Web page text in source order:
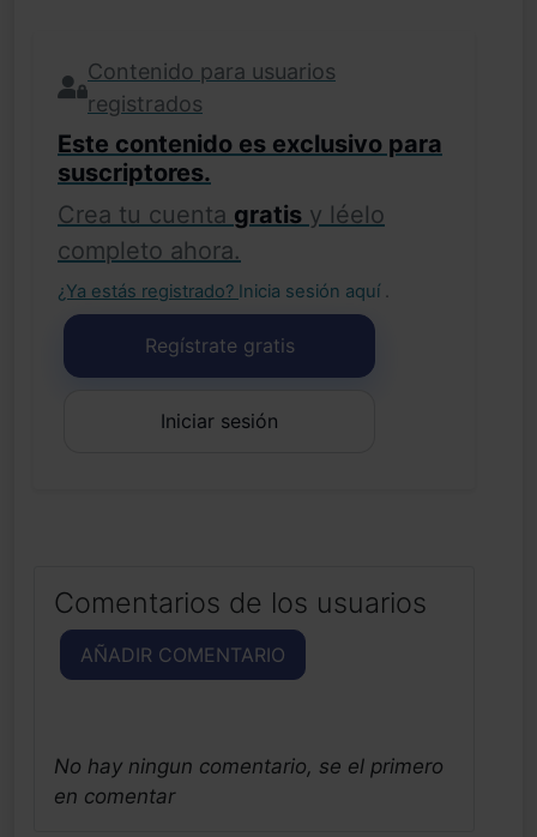
Contenido para usuarios
registrados
Este contenido es exclusivo para
suscriptores.
Crea tu cuenta gratis y léelo
completo ahora.
¿Ya estás registrado? Inicia sesión aquí
Regístrate gratis
Iniciar sesión
Comentarios de los usuarios
AÑADIR COMENTARIO
No hay ningun comentario, se el primero
en comentar